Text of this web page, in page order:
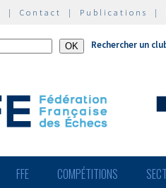
| Contact | Publications |
Rechercher un
FFE COMPÉTITIONS